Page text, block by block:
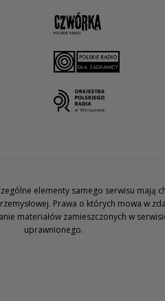
elementy samego serwisu
Prawa o których mowa w
materiałów zamieszczonych w
uprawnionego.